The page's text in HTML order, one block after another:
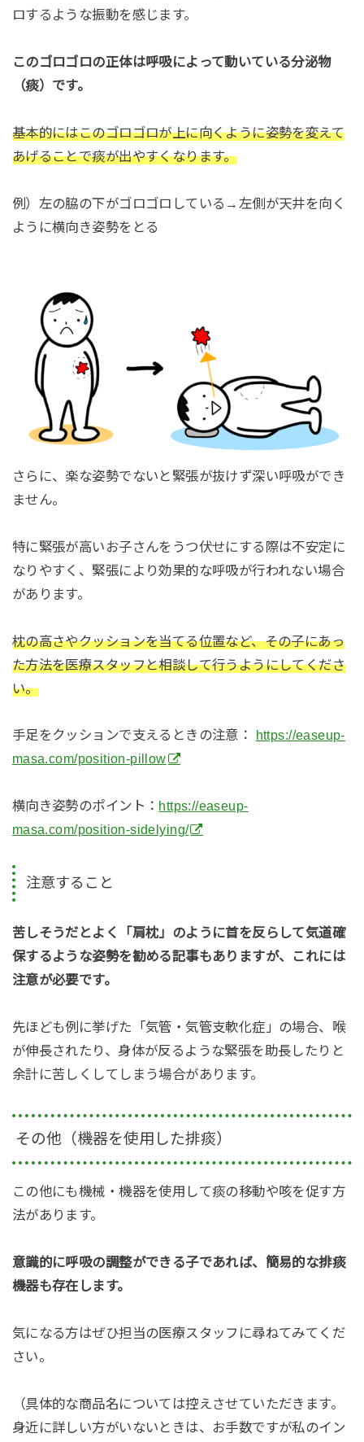
ロするような振動を感じます。
このゴロゴロの正体は呼吸によって動いている分泌物
（痰）です。
基本的にはこのゴロゴロが上に向くように姿勢を変えて
あげることで痰が出やすくなります。
例）左の脇の下がゴロゴロしている→左側が天井を向く
ように横向き姿勢をとる
さらに、楽な姿勢でないと緊張が抜けず深い呼吸ができ
ません。
特に緊張が高いお子さんをうつ伏せにする際は不安定に
なりやすく、緊張により効果的な呼吸が行われない場合
があります。
枕の高さやクッションを当てる位置など、その子にあっ
た方法を医療スタッフと相談して行うようにしてくださ
い。
手足をクッションで支えるときの注意：​​
https://easeup-
masa.com/position-pillow
横向き姿勢のポイント： https://easeup-
masa.com/position-sidelying/
注意すること
苦しそうだとよく「肩枕」のように首を反らして気道確
保するような姿勢を勧める記事もありますが、これには
注意が必要です。
先ほども例に挙げた「気管・気管支軟化症」の場合、喉
が伸長されたり、身体が反るような緊張を助長したりと
余計に苦しくしてしまう場合があります。
その他（機器を使用した排痰）
この他にも機械・機器を使用して痰の移動や咳を促す方
法があります。
意識的に呼吸の調整ができる子であれば、簡易的な排痰
機器も存在します。
気になる方はぜひ担当の医療スタッフに尋ねてみてくだ
さい。
（具体的な商品名については控えさせていただきます。
身近に詳しい方がいないときは、お手数ですが私のイン